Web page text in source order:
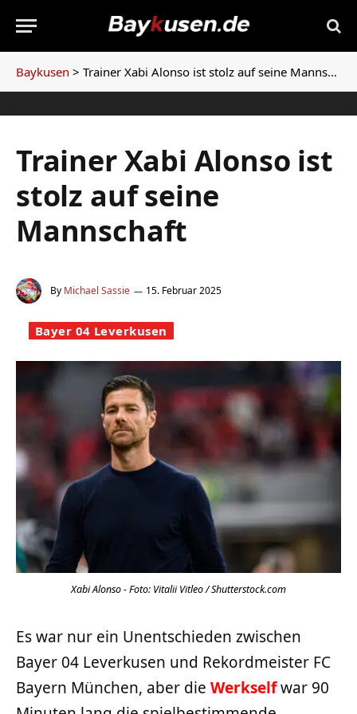
Baykusen > Trainer Xabi Alonso ist stolz auf seine Mannschaft
Trainer Xabi Alonso ist
stolz auf seine
Mannschaft
By Michael Sassie 15. Februar 2025
Bayer 04 Leverkusen
Xabi Alonso - Foto: Vitalii Vitleo / Shutterstock.com
Es war nur ein Unentschieden zwischen
Bayer 04 Leverkusen und Rekordmeister FC
Bayern München, aber die Werkselfwar 90